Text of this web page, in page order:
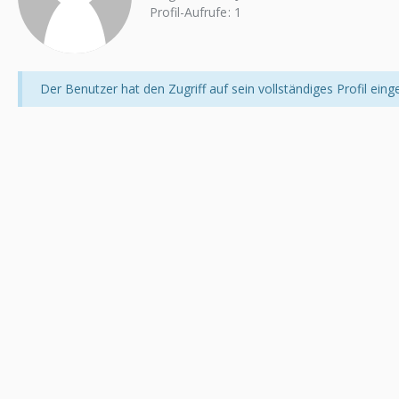
Profil-Aufrufe 1
Der Benutzer hat den Zugriff auf sein vollständiges Profil